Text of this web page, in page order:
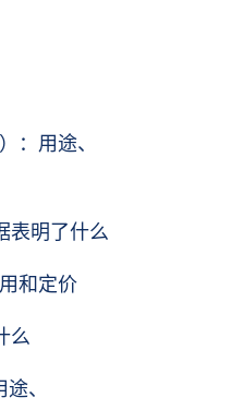
：用途、
表明了什么
和定价
么
、